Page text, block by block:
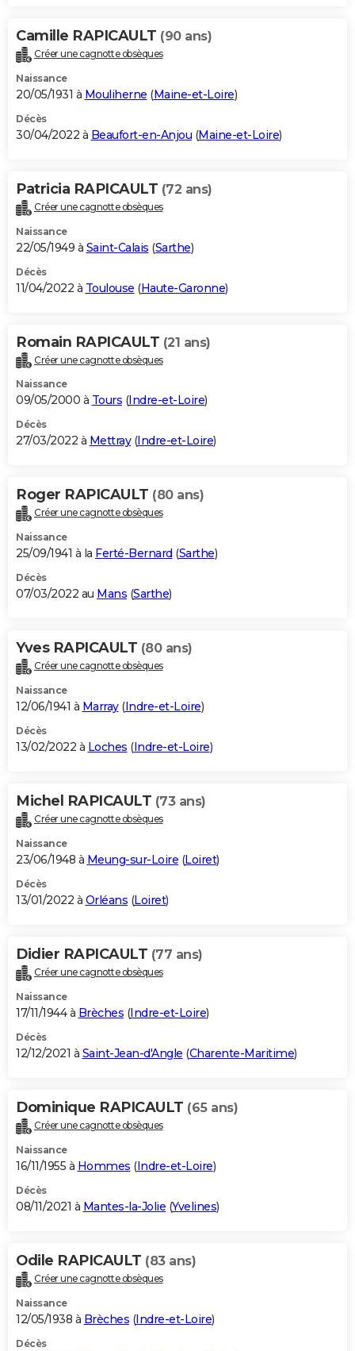
Camille RAPICAULT (90 ans)
Créer une cagnotte obsèques
Naissance
20/05/1931 à Mouliherne (Maine-et-Loire)
Décès
30/04/2022 à Beaufort-en-Anjou (Maine-et-Loire)
Patricia RAPICAULT (72 ans)
Créer une cagnotte obsèques
Naissance
22/05/1949 à Saint-Calais (Sarthe)
Décès
11/04/2022 à Toulouse (Haute-Garonne)
Romain RAPICAULT (21 ans)
Créer une cagnotte obsèques
Naissance
09/05/2000 à Tours (Indre-et-Loire)
Décès
27/03/2022 à Mettray(Indre-et-Loire)
Roger RAPICAULT (80 ans)
Créer une cagnotte obsèques
Naissance
25/09/1941 à la Ferté-Bernard (Sarthe)
Décès
07/03/2022 au Mans (Sarthe)
Yves RAPICAULT (80 ans)
Créer une cagnotte obsèques
Naissance
12/06/1941 à Marray(Indre-et-Loire)
Décès
13/02/2022 à Loches (Indre-et-Loire)
Michel RAPICAULT (73 ans)
Créer une cagnotte obsèques
Naissance
23/06/1948 à Meung-sur-Loire (Loiret)
Décès
13/01/2022 à Orléans (Loiret)
Didier RAPICAULT (77 ans)
Créer une cagnotte obsèques
Naissance
17/11/1944 à Brèches (Indre-et-Loire)
Décès
12/12/2021 à Saint-Jean-d'Angle (Charente-Maritime)
Dominique RAPICAULT (65 ans)
Créer une cagnotte obsèques
Naissance
16/11/1955 à Hommes (Indre-et-Loire)
Décès
08/11/2021 à Mantes-la-Jolie (Yvelines)
Odile RAPICAULT (83 ans)
Créer une cagnotte obsèques
Naissance
12/05/1938 à Brèches (Indre-et-Loire)
Décès